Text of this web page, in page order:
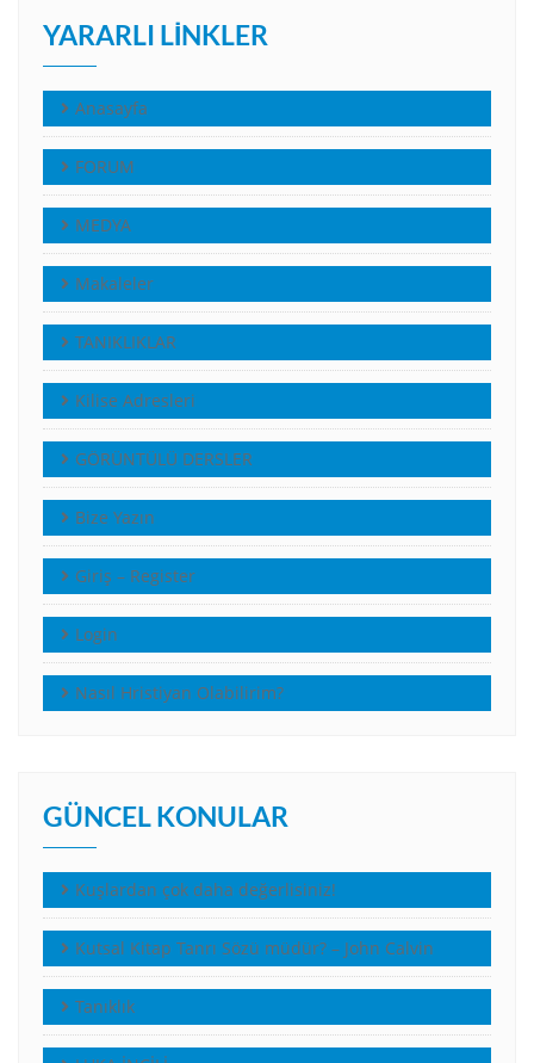
YARARLI LINKLER
Anasayfa
FORUM
MEDYA
Makaleler
TANIKLIKLAR
Kilise Adresleri
GÖRÜNTÜLÜ DERSLER
Bize Yazın
Giriş – Register
Login
Nasıl Hristiyan Olabilirim?
GÜNCEL KONULAR
Kuşlardan çok daha değerlisiniz!
Kutsal Kitap Tanrı Sözü müdür? – John Calvin
Tanıklık